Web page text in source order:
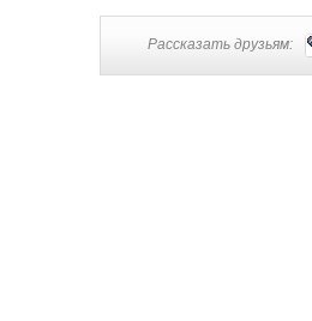
Рассказать друзьям: